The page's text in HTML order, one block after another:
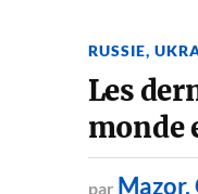
RUSSIE,
Les
monde
par Mazor,